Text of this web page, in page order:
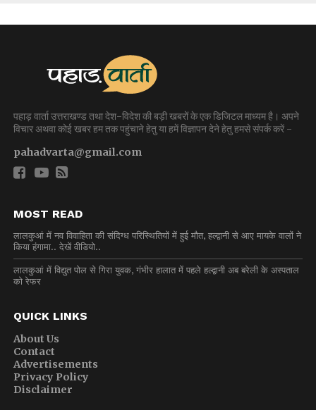
पहाड़ वार्ता उत्तराखण्ड तथा देश-विदेश की बड़ी खबरों के एक डिजिटल माध्यम है। अपने
विचार अथवा कोई खबर हम तक पहुंचाने हेतु या हमें विज्ञापन देने हेतु हमसे संपर्क करें -
pahadvarta@gmail.com
MOST READ
लालकुआं में नव विवाहिता की संदिग्ध परिस्थितियों में हुई मौत, हल्द्वानी से आए मायके वालों ने
किया हंगामा.. देखें वीडियो..
लालकुआं में विद्युत पोल से गिरा युवक, गंभीर हालात में पहले हल्द्वानी अब बरेली के अस्पताल
को रेफर
QUICK LINKS
About Us
Contact
Advertisements
Privacy Policy
Disclaimer